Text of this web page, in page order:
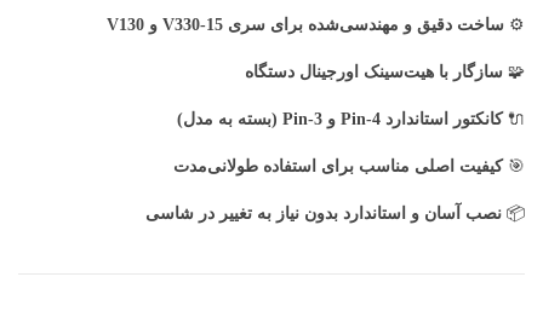
⚙️ساخت دقیق و مهندسی‌شده برای سری V330-15 و V130
🧩سازگار با هیت‌سینک اورجینال دستگاه
🔌کانکتور استاندارد 4-Pin و 3-Pin (بسته به مدل)
🎯کیفیت اصلی مناسب برای استفاده طولانی‌مدت
📦نصب آسان و استاندارد بدون نیاز به تغییر در شاسی